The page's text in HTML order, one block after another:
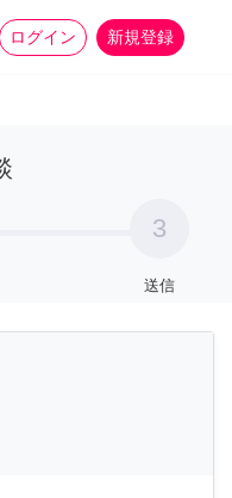
ログイン 新規登録
家事 more_horiz
3
送信